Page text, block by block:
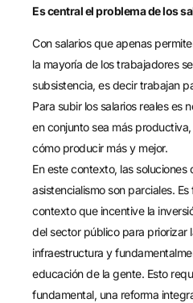
Es central el problema de los
Con salarios que apenas
la mayoría de los trabajadores
subsistencia, es decir trabajan
Para subir los salarios reales es
en conjunto sea más
cómo producir más y mejor.
En este contexto, las soluciones
asistencialismo son parciales.
contexto que incentive la
del sector público para priorizar
infraestructura y
educación de la gente. Esto
fundamental, una reforma